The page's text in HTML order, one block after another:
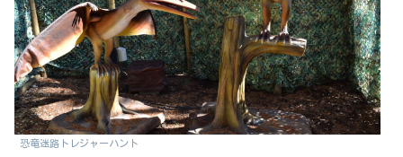
恐竜迷路トレジャーハント